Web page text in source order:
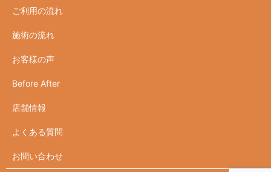
ご利用の流れ
施術の流れ
お客様の声
Before After
店舗情報
よくある質問
お問い合わせ